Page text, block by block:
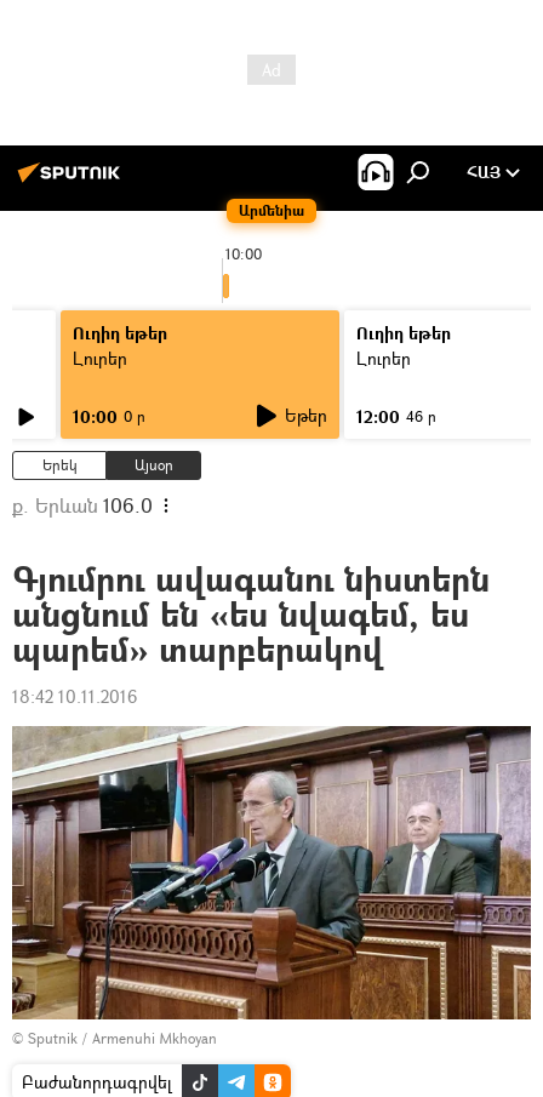
Արմենիա
ՀԱՅ
10:00
Ուղիղ եթեր
Լուրեր
10:00 0 ր Եթեր
Ուղիղ եթեր
Լուրեր
12:00 46 ր
Երեկ Այսօր
ք. Երևան 106.0
Գյումրու ավագանու նիստերն
անցնում են «ես նվագեմ, ես
պարեմ» տարբերակով
18:42 10.11.2016
© Sputnik / Armenuhi Mkhoyan
Բաժանորդագրվել